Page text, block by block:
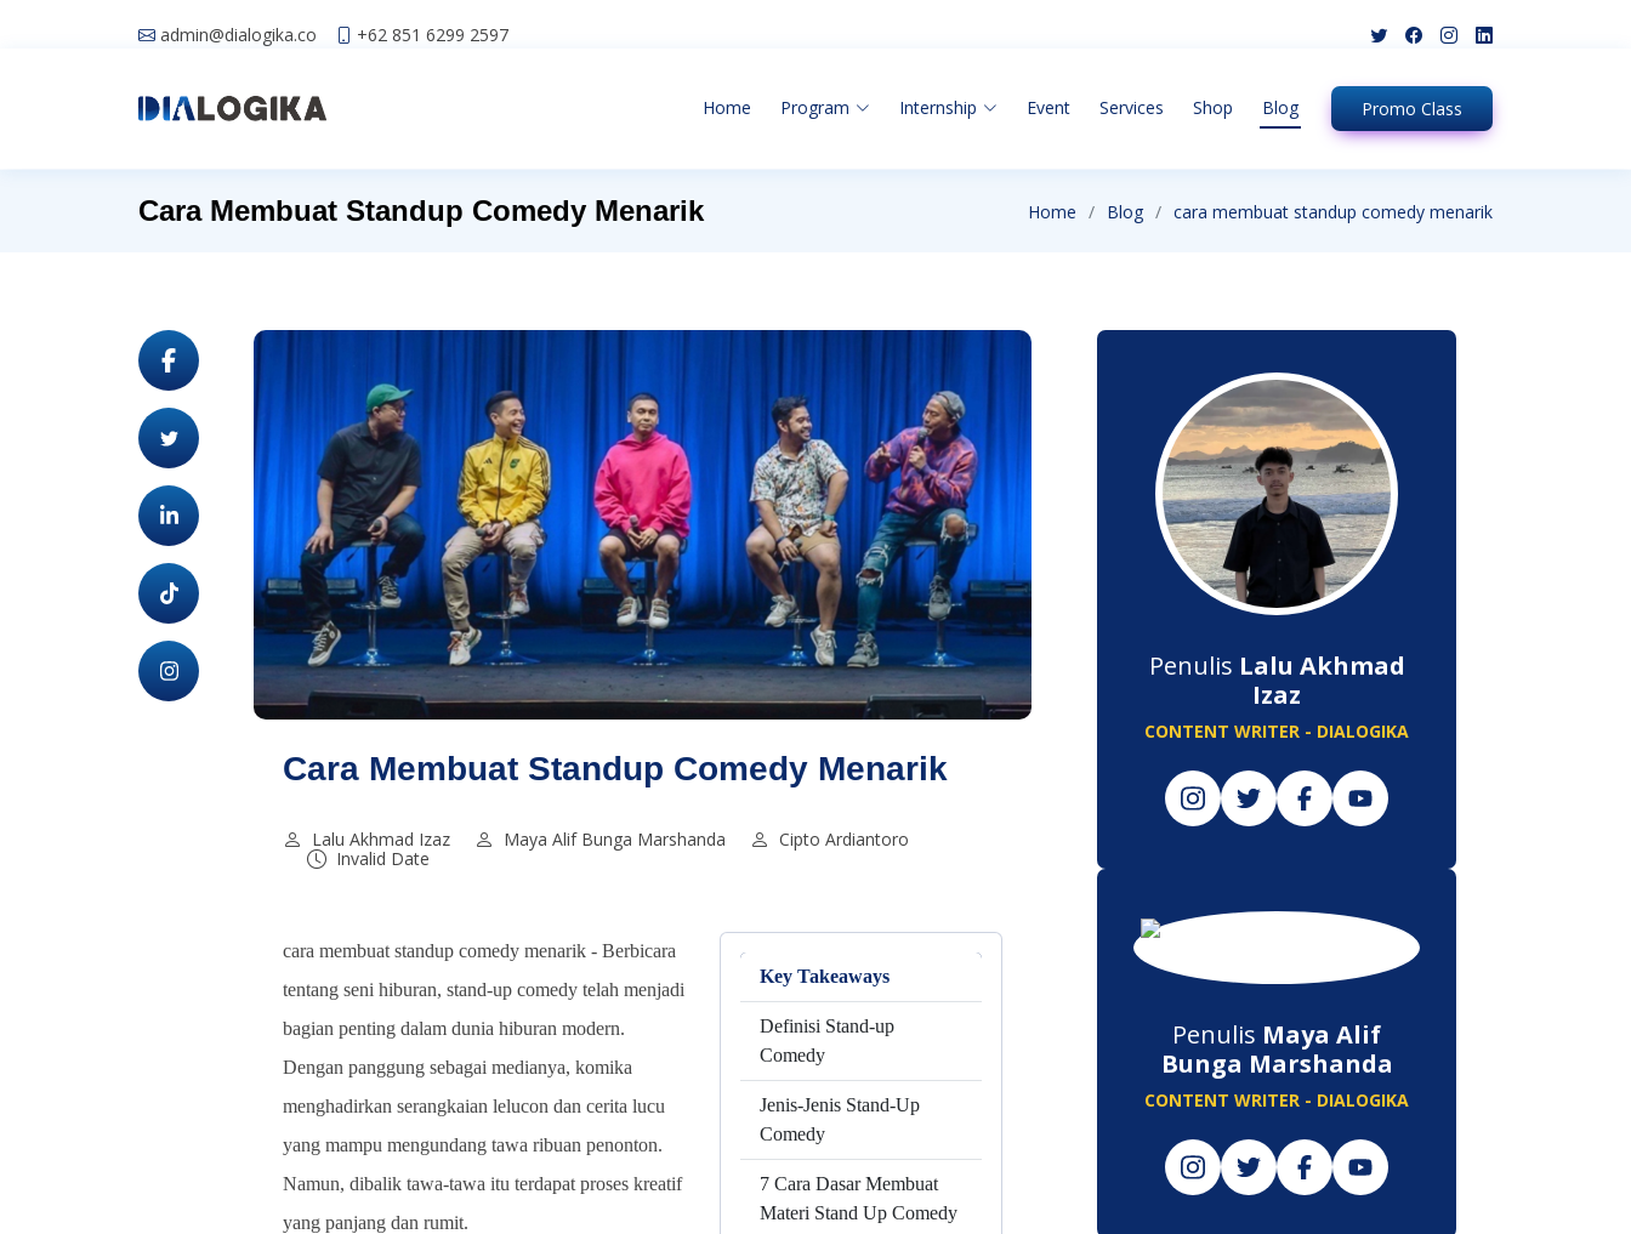
admin@dialogika.co +62 851 6299 2597
Home Program Internship Event Services Shop Blog Promo Class
Cara Membuat Standup Comedy Menarik Home Blog cara membuat standup comedy menarik
Cara Membuat Standup Comedy Menarik
Lalu Akhmad Izaz Maya Alif Bunga Marshanda
Cipto Ardiantoro
Invalid Date
cara membuat standup comedy menarik - Berbicara
tentang seni hiburan, stand-up comedy telah menjadi
bagian penting dalam dunia hiburan modern.
Dengan panggung sebagai medianya, komika
menghadirkan serangkaian lelucon dan cerita lucu
yang mampu mengundang tawa ribuan penonton.
Namun, dibalik tawa-tawa itu terdapat proses kreatif
yang panjang dan rumit.
Key Takeaways
Definisi Stand-up
Comedy
Jenis-Jenis Stand-Up
Comedy
7 Cara Dasar Membuat
Materi Stand Up Comedy
Penulis Lalu Akhmad
Izaz
CONTENT WRITER - DIALOGIKA
Penulis Maya Alif
Bunga Marshanda
CONTENT WRITER - DIALOGIKA